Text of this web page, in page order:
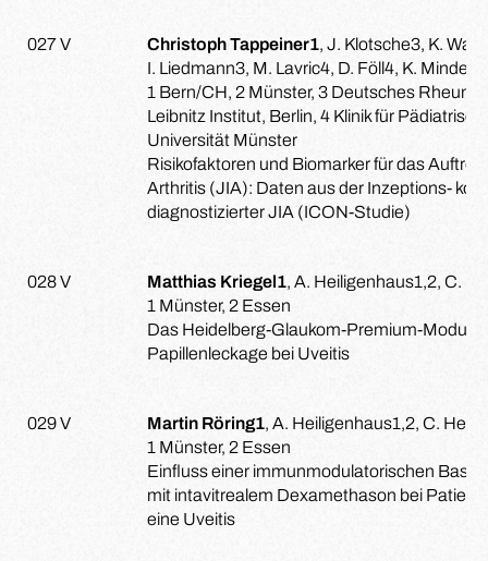
027 V Christoph Tappeiner1, J. Klotsche3, K.
I. Liedmann3, M. Lavric4, D. Föll4, K.
1 Bern/CH, 2 Münster, 3 Deutsches
Leibnitz Institut, Berlin, 4 Klinik für
Universität Münster
Risikofaktoren und Biomarker für das
Arthritis (JIA): Daten aus der Inzeptions-
diagnostizierter JIA (ICON-Studie)
028 V Matthias Kriegel1, A. Heiligenhaus1,2, C.
1 Münster, 2 Essen
Das Heidelberg-Glaukom-Premium-
Papillenleckage bei Uveitis
029 V Martin Röring1, A. Heiligenhaus1,2, C.
1 Münster, 2 Essen
Einfluss einer immunmodulatorischen
mit intavitrealem Dexamethason bei
eine Uveitis